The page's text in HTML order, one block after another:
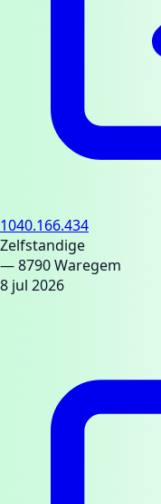
1040.166.434
Zelfstandige
— 8790 Waregem
8 jul 2026